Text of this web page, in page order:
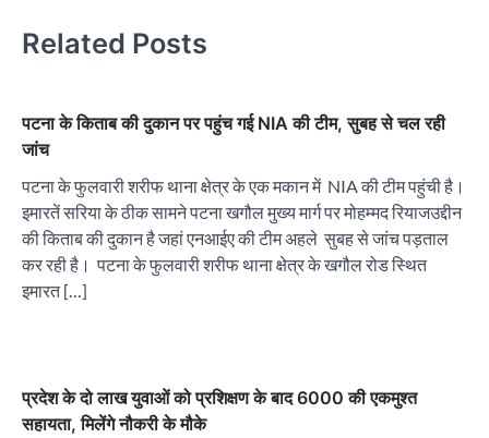
Related Posts
पटना के किताब की दुकान पर पहुंच गई NIA की टीम, सुबह से चल रही
जांच
पटना के फुलवारी शरीफ थाना क्षेत्र के एक मकान में NIA की टीम पहुंची है।
इमारतें सरिया के ठीक सामने पटना खगौल मुख्य मार्ग पर मोहम्मद रियाजउद्दीन
की किताब की दुकान है जहां एनआईए की टीम अहले सुबह से जांच पड़ताल
कर रही है। पटना के फुलवारी शरीफ थाना क्षेत्र के खगौल रोड स्थित
इमारत […]
प्रदेश के दो लाख युवाओं को प्रशिक्षण के बाद 6000 की एकमुश्त
सहायता, मिलेंगे नौकरी के मौके